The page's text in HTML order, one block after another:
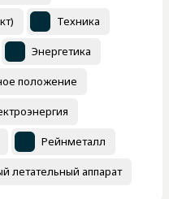
Техника
Энергетика
положение
Рейнметалл
летательный аппарат